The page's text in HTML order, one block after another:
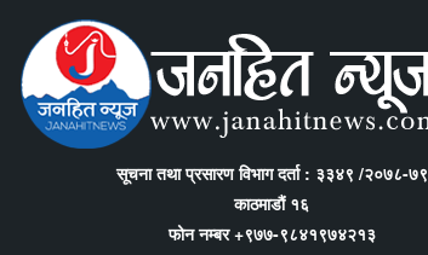
सूचना तथा प्रसारण विभाग दर्ता : ३३४९ /२०७८-७९
काठमाडौं १६
फोन नम्बर +९७७-९८४१९७४२१३